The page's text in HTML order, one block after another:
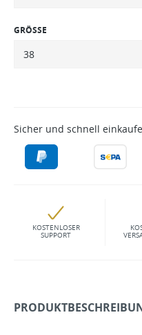
GRÖSSE
Sicher und schnell
KOSTENLOSER
SUPPORT